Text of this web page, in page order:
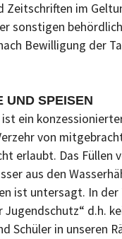
Zeitschriften im
sonstigen
Bewilligung der
UND SPEISEN
ist ein
von
erlaubt. Das Füllen
aus den
ist untersagt. In der
Jugendschutz“ d.h.
Schüler in unseren